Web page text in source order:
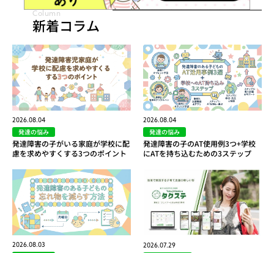
Column
新着コラム
2026.08.04
発達の悩み
発達障害の子がいる家庭が学校に配
慮を求めやすくする3つのポイント
2026.08.04
発達の悩み
発達障害の子のAT使用例3つ+学校
にATを持ち込むための3ステップ
2026.08.03 2026.07.29